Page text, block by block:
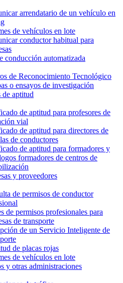
arrendatario de un vehículo en
de vehículos en lote
conductor habitual para
conducción automatizada
de Reconocimiento Tecnológico
o ensayos de investigación
aptitud
de aptitud para profesores de
vial
de aptitud para directores de
de conductores
de aptitud para formadores y
formadores de centros de
y proveedores
de permisos de conductor
de permisos profesionales para
de transporte
de un Servicio Inteligente de
de placas rojas
de vehículos en lote
y otras administraciones